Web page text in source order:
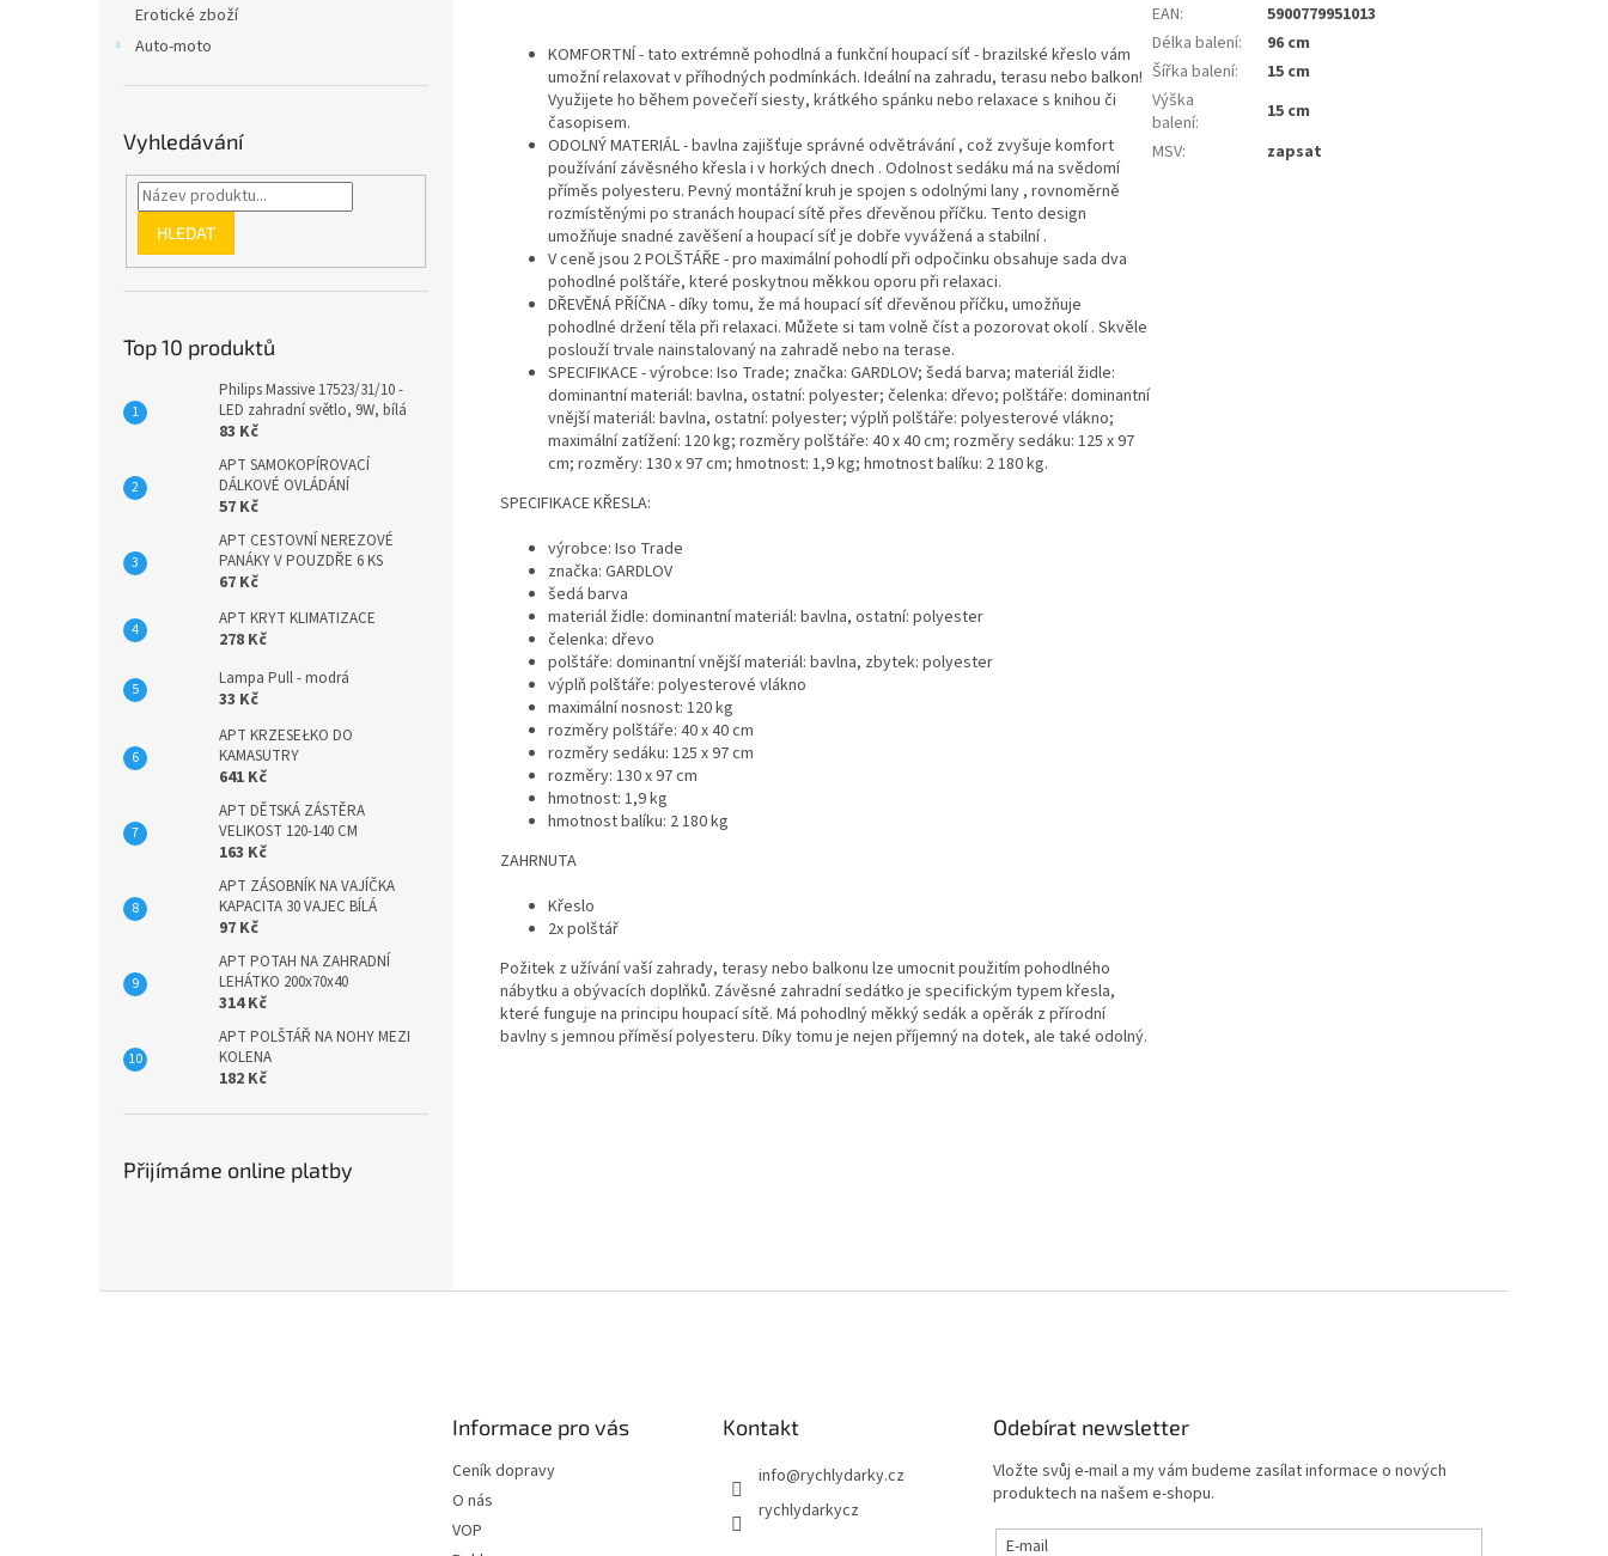
Erotické zboží
Auto-moto
Vyhledávání
HLEDAT
Top 10 produktů
Philips Massive 17523/31/10 -
LED zahradní světlo, 9W, bílá
83 Kč
APT SAMOKOPÍROVACÍ
DÁLKOVÉ OVLÁDÁNÍ
57 Kč
APT CESTOVNÍ NEREZOVÉ
PANÁKY V POUZDŘE 6 KS
67 Kč
APT KRYT KLIMATIZACE
278 Kč
Lampa Pull - modrá
33 Kč
APT KRZESEŁKO DO
KAMASUTRY
641 Kč
APT DĚTSKÁ ZÁSTĚRA
VELIKOST 120-140 CM
163 Kč
APT ZÁSOBNÍK NA VAJÍČKA
KAPACITA 30 VAJEC BÍLÁ
97 Kč
APT POTAH NA ZAHRADNÍ
LEHÁTKO 200x70x40
314 Kč
APT POLŠTÁŘ NA NOHY MEZI
KOLENA
182 Kč
Přijímáme online platby
KOMFORTNÍ - tato extrémně pohodlná a funkční houpací síť - brazilské křeslo vám
umožní relaxovat v příhodných podmínkách. Ideální na zahradu, terasu nebo balkon!
Využijete ho během povečeří siesty, krátkého spánku nebo relaxace s knihou či
časopisem.
ODOLNÝ MATERIÁL - bavlna zajišťuje správné odvětrávání , což zvyšuje komfort
používání závěsného křesla i v horkých dnech . Odolnost sedáku má na svědomí
příměs polyesteru. Pevný montážní kruh je spojen s odolnými lany , rovnoměrně
rozmístěnými po stranách houpací sítě přes dřevěnou příčku. Tento design
umožňuje snadné zavěšení a houpací síť je dobře vyvážená a stabilní .
V ceně jsou 2 POLŠTÁŘE - pro maximální pohodlí při odpočinku obsahuje sada dva
pohodlné polštáře, které poskytnou měkkou oporu při relaxaci.
DŘEVĚNÁ PŘÍČNA - díky tomu, že má houpací síť dřevěnou příčku, umožňuje
pohodlné držení těla při relaxaci. Můžete si tam volně číst a pozorovat okolí . Skvěle
poslouží trvale nainstalovaný na zahradě nebo na terase.
SPECIFIKACE - výrobce: Iso Trade; značka: GARDLOV; šedá barva; materiál židle:
dominantní materiál: bavlna, ostatní: polyester; čelenka: dřevo; polštáře: dominantní
vnější materiál: bavlna, ostatní: polyester; výplň polštáře: polyesterové vlákno;
maximální zatížení: 120 kg; rozměry polštáře: 40 x 40 cm; rozměry sedáku: 125 x 97
cm; rozměry: 130 x 97 cm; hmotnost: 1,9 kg; hmotnost balíku: 2 180 kg.
SPECIFIKACE KŘESLA:
výrobce: Iso Trade
značka: GARDLOV
šedá barva
materiál židle: dominantní materiál: bavlna, ostatní: polyester
čelenka: dřevo
polštáře: dominantní vnější materiál: bavlna, zbytek: polyester
výplň polštáře: polyesterové vlákno
maximální nosnost: 120 kg
rozměry polštáře: 40 x 40 cm
rozměry sedáku: 125 x 97 cm
rozměry: 130 x 97 cm
hmotnost: 1,9 kg
hmotnost balíku: 2 180 kg
ZAHRNUTA
Křeslo
2x polštář
Požitek z užívání vaší zahrady, terasy nebo balkonu lze umocnit použitím pohodlného
nábytku a obývacích doplňků. Závěsné zahradní sedátko je specifickým typem křesla,
které funguje na principu houpací sítě. Má pohodlný měkký sedák a opěrák z přírodní
bavlny s jemnou příměsí polyesteru. Díky tomu je nejen příjemný na dotek, ale také odolný.
EAN:
5900779951013
Délka balení:
96 cm
Šířka balení:
15 cm
Výška
balení:
15 cm
MSV: zapsat
Informace pro vás
Ceník dopravy
O nás
VOP
Kontakt
info@rychlydarky.cz
rychlydarkycz
Odebírat newsletter
Vložte svůj e-mail a my vám budeme zasílat informace o nových
produktech na našem e-shopu.
E-mail